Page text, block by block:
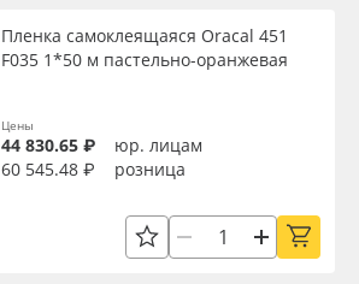
Пленка самоклеящаяся Oracal 451
F035 1*50 м пастельно-оранжевая
Цены
44 830.65 ₽
юр. лицам
60 545.48 ₽
розница